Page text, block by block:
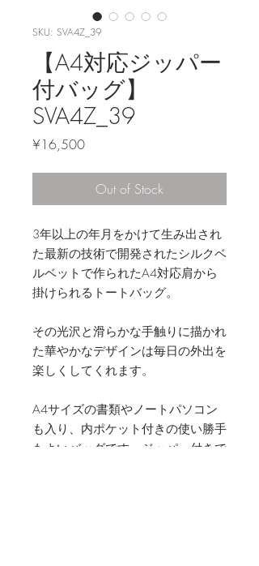
SKU: SVA4Z_39
【A4対応ジッパー
付バッグ】
SVA4Z_39
¥16,500Price
Out of Stock
3年以上の年月をかけて生み出され
た最新の技術で開発されたシルクベ
ルベットで作られたA4対応肩から
掛けられるトートバッグ。
その光沢と滑らかな手触りに描かれ
た華やかなデザインは毎日の外出を
楽しくしてくれます。
A4サイズの書類やノートパソコン
も入り、内ポケット付きの使い勝手
もよいバッグです。ジッパー付きで